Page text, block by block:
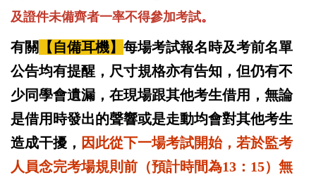
及證件未備齊者一率不得參加考試。
有關 【自備耳機】 每場考試報名時及考前名單
公告均有提醒，尺寸規格亦有告知，但仍有不
少同學會遺漏，在現場跟其他考生借用，無論
是借用時發出的聲響或是走動均會對其他考生
造成干擾， 因此從下一場考試開始，若於監考
人員念完考場規則前（預計時間為13：15）無